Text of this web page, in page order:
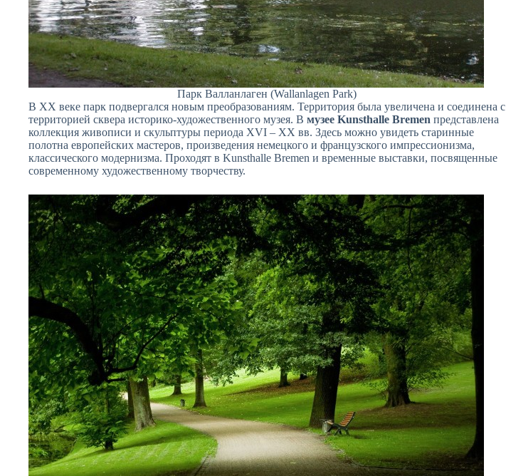
Парк Валланлаген (Wallanlagen Park)
В XX веке парк подвергался новым преобразованиям. Территория была увеличена и соединена с
территорией сквера историко-художественного музея. В музее Kunsthalle Bremen представлена
коллекция живописи и скульптуры периода XVI – XX вв. Здесь можно увидеть старинные
полотна европейских мастеров, произведения немецкого и французского импрессионизма,
классического модернизма. Проходят в Kunsthalle Bremen и временные выставки, посвященные
современному художественному творчеству.